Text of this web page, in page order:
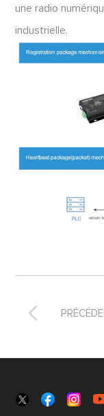
une radio
industrielle.
